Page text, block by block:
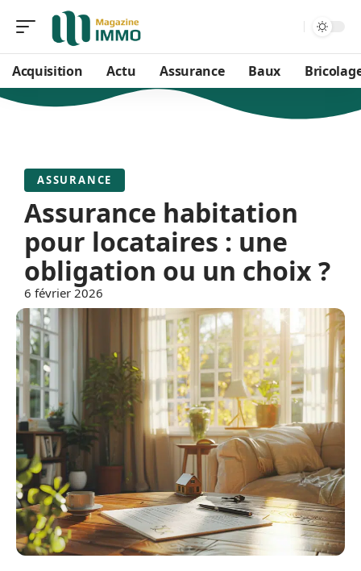
Acquisition Actu Assurance Baux
ASSURANCE
Assurance habitation
pour locataires : une
obligation ou un choix ?
6 février 2026